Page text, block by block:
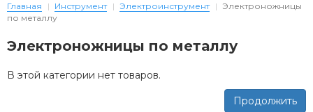
Главная Инструмент Электроинструмент
Электроножницы
по металлу
Электроножницы по металлу
В этой категории нет товаров.
Продолжить